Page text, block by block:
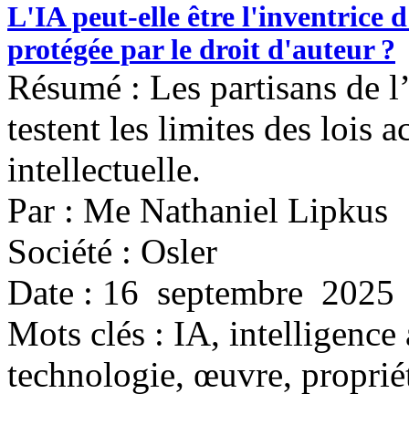
L'IA peut-elle être l'inventrice
protégée par le droit d'auteur ?
Résumé : Les partisans
testent les limites des lois
intellectuelle.
Par : Me Nathaniel Lipkus
Société : Osler
Date : 16 septembre 2025
Mots clés : IA, intelligence
technologie, œuvre,